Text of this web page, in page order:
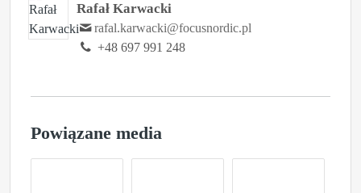
Rafał Karwacki
rafal.karwacki@focusnordic.pl
+48 697 991 248
Powiązane media